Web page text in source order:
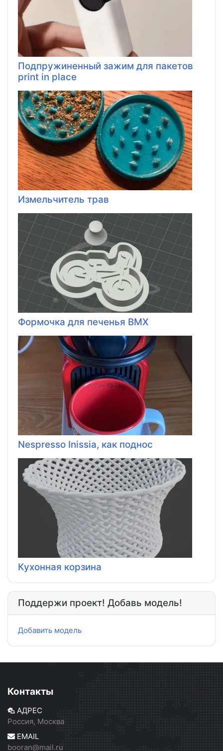
Подпружиненный зажим для пакетов
print in place
Измельчитель трав
Формочка для печенья BMX
Nespresso Inissia, как поднос
Кухонная корзина
Поддержи проект! Добавь модель!
Добавить модель
Контакты
АДРЕС
Россия, Москва
EMAIL
booran@mail.ru